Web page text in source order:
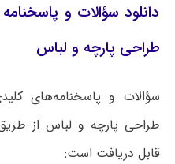
دانلود سؤالات و
طراحی پارچه و لباس
سؤالات و پاسخنامه‌های
طراحی پارچه و لباس از
قابل دریافت است: